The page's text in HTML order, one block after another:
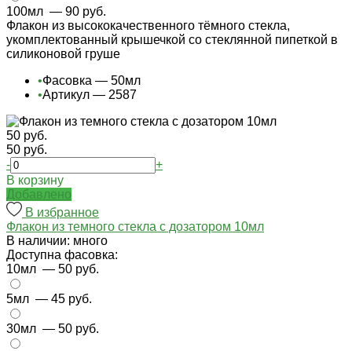
100мл — 90 руб.
Флакон из высококачественного тёмного стекла,
укомплектованный крышечкой со стеклянной пипеткой в
силиконовой груше
•Фасовка — 50мл
•Артикул — 2587
50 руб.
50 руб.
-
+
В корзину
Добавлено
В избранное
Флакон из темного стекла с дозатором 10мл
В наличии: много
Доступна фасовка:
10мл — 50 руб.
5мл — 45 руб.
30мл — 50 руб.